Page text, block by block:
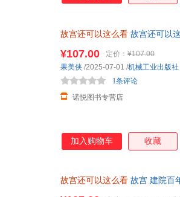
故宫还可以这么看 故宫还可以
¥107.00 定价： ¥107.00
诺悦图书专营店
1条评论
果美侠 /2025-07-01 /机械工业出版社
加入购物车 收藏
故宫还可以这么看 故宫 建院百